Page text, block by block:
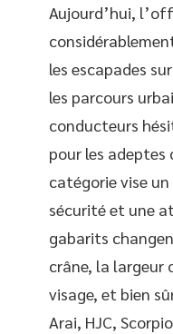
Aujourd’hui,
les escapades
les parcours
conducteurs
pour les adeptes
catégorie vise
sécurité et une
gabarits
crâne, la largeur
visage, et bien
Arai, HJC,